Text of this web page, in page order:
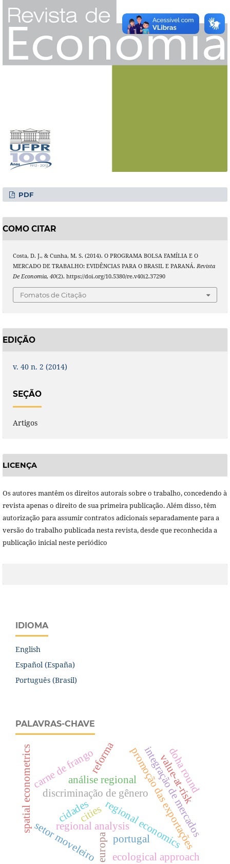
PDF
COMO CITAR
Costa, D. J., & Cunha, M. S. (2014). O PROGRAMA BOLSA FAMÍLIA E O
MERCADO DE TRABALHO: EVIDÊNCIAS PARA O BRASIL E PARANÁ. Revista
De Economia, 40(2). https://doi.org/10.5380/re.v40i2.37290
Fomatos de Citação
EDIÇÃO
v. 40 n. 2 (2014)
SEÇÃO
Artigos
LICENÇA
Os autores mantêm os direitos autorais sobre o trabalho, concedendo à
revista apenas o direito de sua primeira publicação. Além disso, têm
autorização para assumir contratos adicionais separadamente para a
versão do trabalho publicada nesta revista, desde que reconhecida a
publicação inicial neste periódico
IDIOMA
English
Español (España)
Português (Brasil)
PALAVRAS-CHAVE
discriminação de gêneropromoção das exportações
regional economics
regional analysis
carne de frango integração de mercados
setor moveleiro
cidades
spatial econometrics
ecological approach
cities
análise regional value-at-risk
doha round
europa portugal
reforma